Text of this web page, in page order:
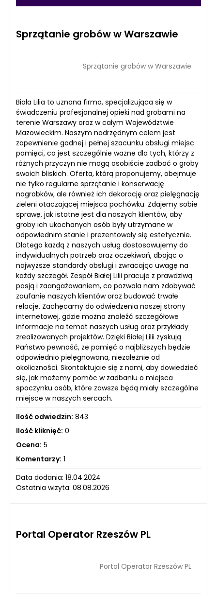
Sprzątanie grobów w Warszawie
Sprzątanie grobów w Warszawie
Biała Lilia to uznana firma, specjalizująca się w
świadczeniu profesjonalnej opieki nad grobami na
terenie Warszawy oraz w całym Województwie
Mazowieckim. Naszym nadrzędnym celem jest
zapewnienie godnej i pełnej szacunku obsługi miejsc
pamięci, co jest szczególnie ważne dla tych, którzy z
różnych przyczyn nie mogą osobiście zadbać o groby
swoich bliskich. Oferta, którą proponujemy, obejmuje
nie tylko regularne sprzątanie i konserwację
nagrobków, ale również ich dekorację oraz pielęgnację
zieleni otaczającej miejsca pochówku. Zdajemy sobie
sprawę, jak istotne jest dla naszych klientów, aby
groby ich ukochanych osób były utrzymane w
odpowiednim stanie i prezentowały się estetycznie.
Dlatego każdą z naszych usług dostosowujemy do
indywidualnych potrzeb oraz oczekiwań, dbając o
najwyższe standardy obsługi i zwracając uwagę na
każdy szczegół. Zespół Białej Lilii pracuje z prawdziwą
pasją i zaangażowaniem, co pozwala nam zdobywać
zaufanie naszych klientów oraz budować trwałe
relacje. Zachęcamy do odwiedzenia naszej strony
internetowej, gdzie można znaleźć szczegółowe
informacje na temat naszych usług oraz przykłady
zrealizowanych projektów. Dzięki Białej Lilii zyskują
Państwo pewność, że pamięć o najbliższych będzie
odpowiednio pielęgnowana, niezależnie od
okoliczności. Skontaktujcie się z nami, aby dowiedzieć
się, jak możemy pomóc w zadbaniu o miejsca
spoczynku osób, które zawsze będą miały szczególne
miejsce w naszych sercach.
Ilość odwiedzin: 843
Ilość kliknięć: 0
Ocena: 5
Komentarzy: 1
Data dodania: 18.04.2024
Ostatnia wizyta: 08.08.2026
Portal Operator Rzeszów PL
Portal Operator Rzeszów PL